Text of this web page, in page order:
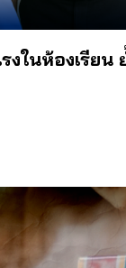
งในห้องเรียน